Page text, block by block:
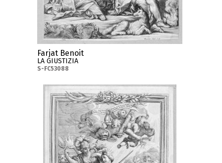
Farjat Benoit
LA GIUSTIZIA
S-FC53088